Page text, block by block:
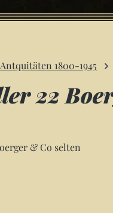
1800-1945
22